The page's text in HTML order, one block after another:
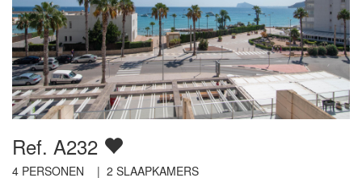
Ref. A232
4 PERSONEN | 2 SLAAPKAMERS